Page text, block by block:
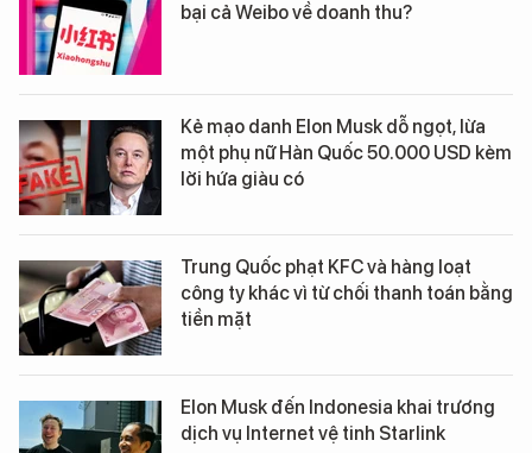
bại cả Weibo về doanh thu?
Kẻ mạo danh Elon Musk dỗ ngọt, lừa
một phụ nữ Hàn Quốc 50.000 USD kèm
lời hứa giàu có
Trung Quốc phạt KFC và hàng loạt
công ty khác vì từ chối thanh toán bằng
tiền mặt
Elon Musk đến Indonesia khai trương
dịch vụ Internet vệ tinh Starlink